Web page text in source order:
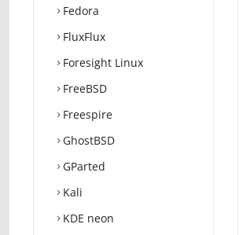
Fedora
FluxFlux
Foresight Linux
FreeBSD
Freespire
GhostBSD
GParted
Kali
KDE neon